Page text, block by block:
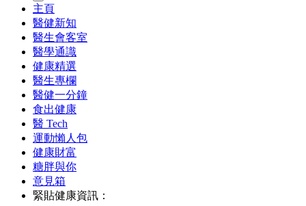
主頁
醫健新知
醫生會客室
醫學通識
健康精選
醫生專欄
醫健一分鐘
食出健康
醫 Tech
運動懶人包
健康財富
糖胖與你
意見箱
緊貼健康資訊：